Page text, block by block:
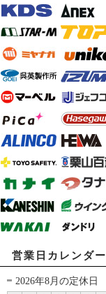
営業日カレンダー
2026年8月の定休日